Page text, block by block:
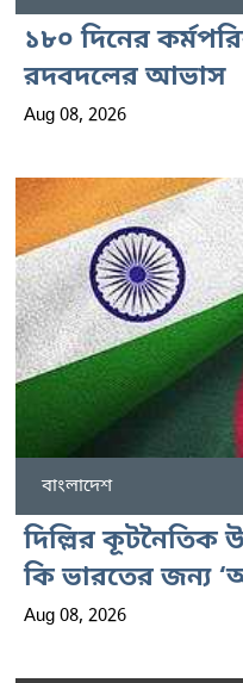
১৮০ দিনের
রদবদলের আভাস
Aug 08, 2026
বাংলাদেশ
দিল্লির কূটনৈতিক
কি ভারতের জন্য
Aug 08, 2026